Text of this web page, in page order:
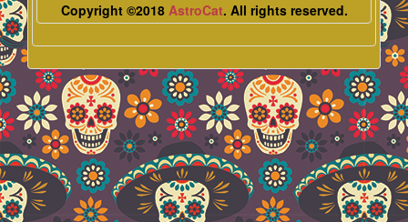
Copyright ©2018 AstroCat. All rights reserved.